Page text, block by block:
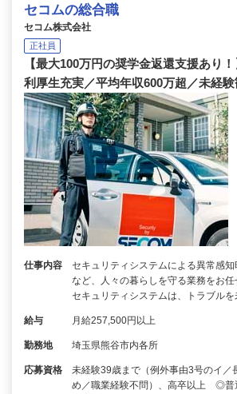
セコムの総合職
セコム株式会社
正社員
【最大100万円の奨学金返還支援あり
利厚生充実／平均年収600万超／未経験
仕事内容
セキュリティシステムによる異常感
など、人々の暮らしを守る業務をお
セキュリティシステムは、トラブル
給与 月給257,500円以上
勤務地 埼玉県熊谷市内各所
応募資格
未経験39歳まで（例外事由3号のイ／
め／職業経験不問）、高卒以上 ◎普